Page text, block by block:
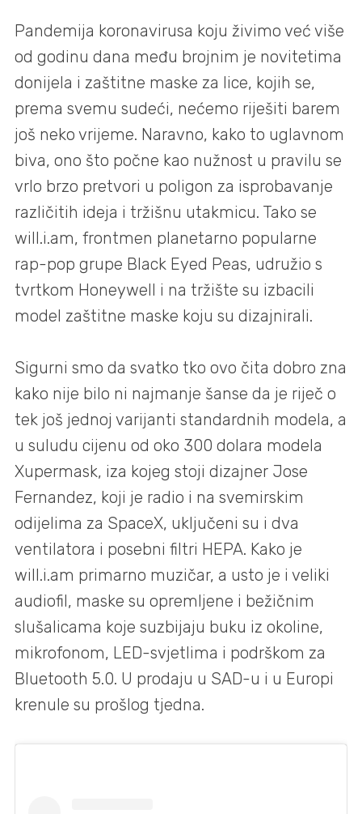
Pandemija koronavirusa koju živimo već više
od godinu dana među brojnim je novitetima
donijela i zaštitne maske za lice, kojih se,
prema svemu sudeći, nećemo riješiti barem
još neko vrijeme. Naravno, kako to uglavnom
biva, ono što počne kao nužnost u pravilu se
vrlo brzo pretvori u poligon za isprobavanje
različitih ideja i tržišnu utakmicu. Tako se
will.i.am, frontmen planetarno popularne
rap-pop grupe Black Eyed Peas, udružio s
tvrtkom Honeywell i na tržište su izbacili
model zaštitne maske koju su dizajnirali.
Sigurni smo da svatko tko ovo čita dobro zna
kako nije bilo ni najmanje šanse da je riječ o
tek još jednoj varijanti standardnih modela, a
u suludu cijenu od oko 300 dolara modela
Xupermask, iza kojeg stoji dizajner Jose
Fernandez, koji je radio i na svemirskim
odijelima za SpaceX, uključeni su i dva
ventilatora i posebni filtri HEPA. Kako je
will.i.am primarno muzičar, a usto je i veliki
audiofil, maske su opremljene i bežičnim
slušalicama koje suzbijaju buku iz okoline,
mikrofonom, LED-svjetlima i podrškom za
Bluetooth 5.0. U prodaju u SAD-u i u Europi
krenule su prošlog tjedna.